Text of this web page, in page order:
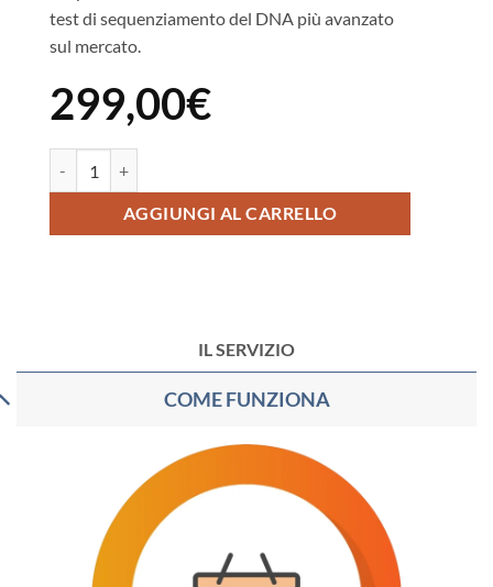
test di sequenziamento del DNA più avanzato
sul mercato.
299,00€
AGGIUNGI AL CARRELLO
IL SERVIZIO
COME FUNZIONA